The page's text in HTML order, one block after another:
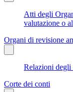
Atti degli
valutazione o
Organi di revisione
Relazioni degli
Corte dei conti